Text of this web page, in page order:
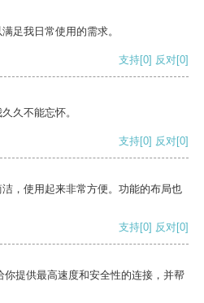
足我日常使用的需求。
支持[0] 反对[0]
久不能忘怀。
支持[0] 反对[0]
，使用起来非常方便。功能的布局也
支持[0] 反对[0]
提供最高速度和安全性的连接，并帮